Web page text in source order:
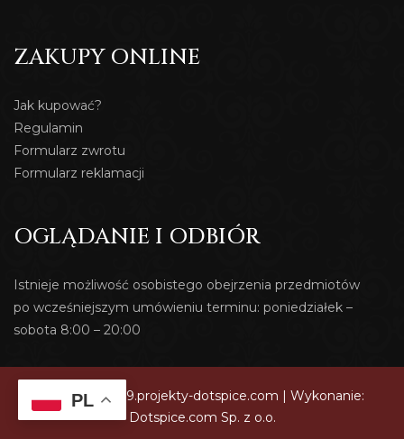
ZAKUPY ONLINE
Jak kupować?
Regulamin
Formularz zwrotu
Formularz reklamacji
OGLĄDANIE I ODBIÓR
Istnieje możliwość osobistego obejrzenia przedmiotów
po wcześniejszym umówieniu terminu: poniedziałek –
sobota 8:00 – 20:00
© 2026 dev419.projekty-dotspice.com | Wykonanie:
Dotspice.com Sp. z o.o.
PL